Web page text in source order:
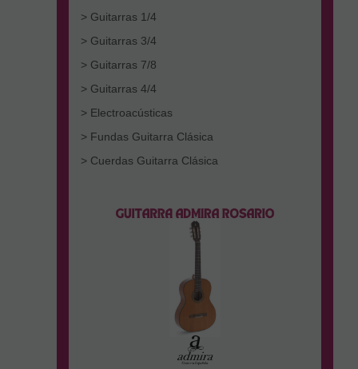
> Guitarras 1/4
> Guitarras 3/4
> Guitarras 7/8
> Guitarras 4/4
> Electroacústicas
> Fundas Guitarra Clásica
> Cuerdas Guitarra Clásica